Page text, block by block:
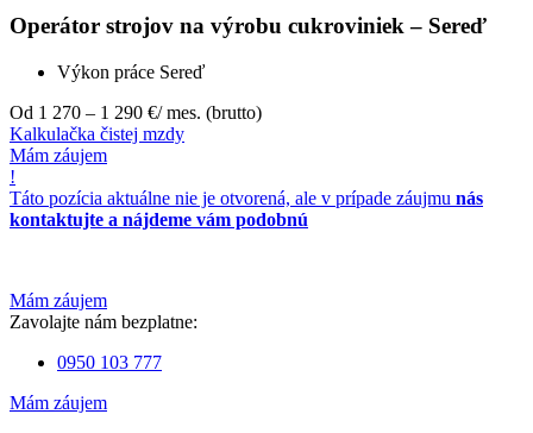
Operátor strojov na výrobu cukroviniek – Sereď
Výkon práce Sereď
Od 1 270 – 1 290 €/ mes. (brutto)
Kalkulačka čistej mzdy
Mám záujem
!
Táto pozícia aktuálne nie je otvorená, ale v prípade záujmu nás
kontaktujte a nájdeme vám podobnú
Mám záujem
Zavolajte nám bezplatne:
0950 103 777
Mám záujem